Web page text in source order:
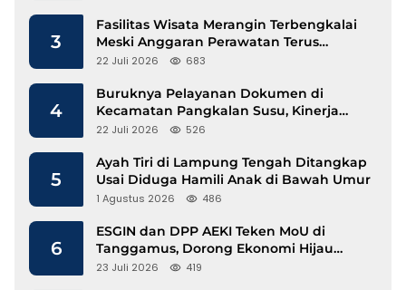
3
Fasilitas Wisata Merangin Terbengkalai
Meski Anggaran Perawatan Terus
Mengalir
22 Juli 2026 683
4
Buruknya Pelayanan Dokumen di
Kecamatan Pangkalan Susu, Kinerja
Disdukcapil Langkat Disorot
22 Juli 2026 526
5
Ayah Tiri di Lampung Tengah Ditangkap
Usai Diduga Hamili Anak di Bawah Umur
1 Agustus 2026 486
6
ESGIN dan DPP AEKI Teken MoU di
Tanggamus, Dorong Ekonomi Hijau
Berbasis Kopi dan Perdagangan Karbon
23 Juli 2026 419